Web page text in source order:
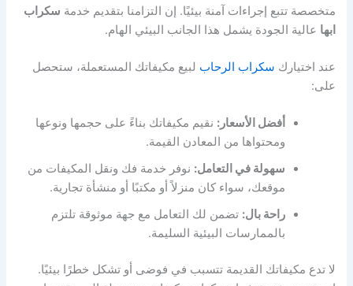
متخصصة تتبع إجراءات آمنة بيئيًا. إن التزامنا بتقديم خدمة سكراب
ابها عالية الجودة يشمل هذا الجانب البيئي الهام.
عند اختيارك سكراب الرحاب لبيع مكيفاتك المستعملة، ستحصل
على:
أفضل الأسعار: نقيم مكيفاتك بناءً على حجمها ونوعها
ومحتواها من المعادن القيمة.
سهولة في التعامل: نوفر خدمة فك ونقل المكيفات من
موقعك، سواء كان منزلاً أو مكتبًا أو منشأة تجارية.
راحة بال: تضمن لك التعامل مع جهة موثوقة تلتزم
بالممارسات البيئية السليمة.
لا تدع مكيفاتك القديمة تتسبب في فوضى أو تشكل خطرًا بيئيًا.